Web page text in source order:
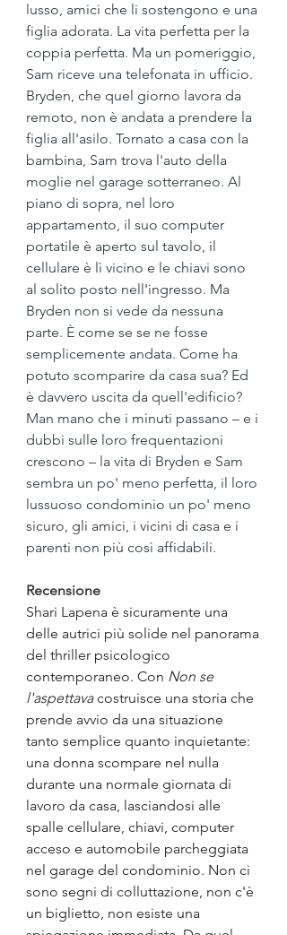
lusso, amici che li sostengono e una
figlia adorata. La vita perfetta per la
coppia perfetta. Ma un pomeriggio,
Sam riceve una telefonata in ufficio.
Bryden, che quel giorno lavora da
remoto, non è andata a prendere la
figlia all'asilo. Tornato a casa con la
bambina, Sam trova l'auto della
moglie nel garage sotterraneo. Al
piano di sopra, nel loro
appartamento, il suo computer
portatile è aperto sul tavolo, il
cellulare è lì vicino e le chiavi sono
al solito posto nell'ingresso. Ma
Bryden non si vede da nessuna
parte. È come se se ne fosse
semplicemente andata. Come ha
potuto scomparire da casa sua? Ed
è davvero uscita da quell'edificio?
Man mano che i minuti passano – e i
dubbi sulle loro frequentazioni
crescono – la vita di Bryden e Sam
sembra un po' meno perfetta, il loro
lussuoso condominio un po' meno
sicuro, gli amici, i vicini di casa e i
parenti non più così affidabili.
Recensione
Shari Lapena è sicuramente una
delle autrici più solide nel panorama
del thriller psicologico
contemporaneo. Con Non se
l'aspettava costruisce una storia che
prende avvio da una situazione
tanto semplice quanto inquietante:
una donna scompare nel nulla
durante una normale giornata di
lavoro da casa, lasciandosi alle
spalle cellulare, chiavi, computer
acceso e automobile parcheggiata
nel garage del condominio. Non ci
sono segni di colluttazione, non c'è
un biglietto, non esiste una